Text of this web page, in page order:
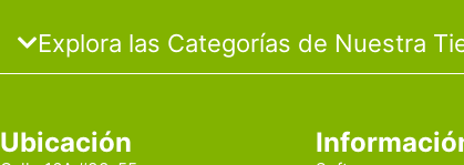
Explora las Categorías de Nuestra
Ubicación